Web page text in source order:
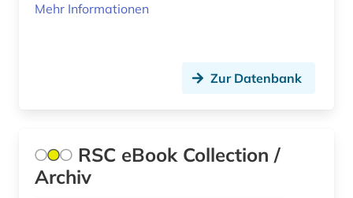
ausbau (1)
Mehr Informationen
Zur Datenbank
RSC eBook Collection /
Archiv